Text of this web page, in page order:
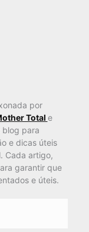
por
Total e
blog para
e dicas úteis
Cada artigo,
garantir que
e úteis.